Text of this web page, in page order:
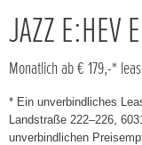
JAZZ E:HEV
Monatlich ab € 179,-*
* Ein unverbindliches
Landstraße 222–226,
unverbindlichen